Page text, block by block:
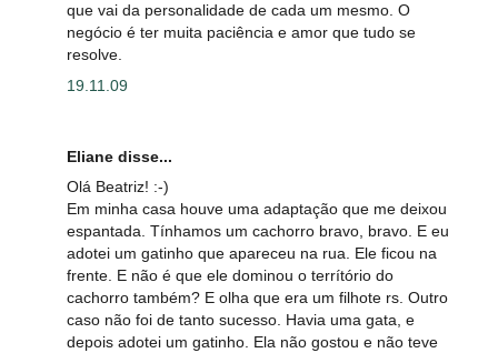
que vai da personalidade de cada um mesmo. O
negócio é ter muita paciência e amor que tudo se
resolve.
19.11.09
Eliane disse...
Olá Beatriz! :-)
Em minha casa houve uma adaptação que me deixou
espantada. Tínhamos um cachorro bravo, bravo. E eu
adotei um gatinho que apareceu na rua. Ele ficou na
frente. E não é que ele dominou o terrítório do
cachorro também? E olha que era um filhote rs. Outro
caso não foi de tanto sucesso. Havia uma gata, e
depois adotei um gatinho. Ela não gostou e não teve